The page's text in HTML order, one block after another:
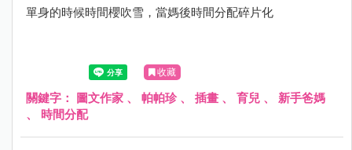
單身的時候時間櫻吹雪，當媽後時間分配碎片化
收藏
關鍵字： 圖文作家 、 帕帕珍、 插畫 、 育兒 、 新手爸媽
、 時間分配